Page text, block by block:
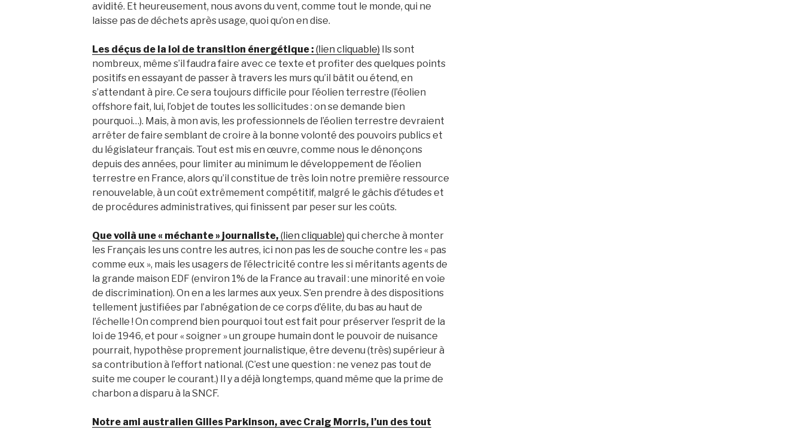
avidité. Et heureusement, nous avons du vent, comme tout le monde, qui ne
laisse pas de déchets après usage, quoi qu’on en dise.
Les déçus de la loi de transition énergétique : (lien cliquable) Ils sont
nombreux, même s’il faudra faire avec ce texte et profiter des quelques points
positifs en essayant de passer à travers les murs qu’il bâtit ou étend, en
s’attendant à pire. Ce sera toujours difficile pour l’éolien terrestre (l’éolien
offshore fait, lui, l’objet de toutes les sollicitudes : on se demande bien
pourquoi…). Mais, à mon avis, les professionnels de l’éolien terrestre devraient
arrêter de faire semblant de croire à la bonne volonté des pouvoirs publics et
du législateur français. Tout est mis en œuvre, comme nous le dénonçons
depuis des années, pour limiter au minimum le développement de l’éolien
terrestre en France, alors qu’il constitue de très loin notre première ressource
renouvelable, à un coût extrêmement compétitif, malgré le gâchis d’études et
de procédures administratives, qui finissent par peser sur les coûts.
Que voilà une « méchante » journaliste, (lien cliquable) qui cherche à monter
les Français les uns contre les autres, ici non pas les de souche contre les « pas
comme eux », mais les usagers de l’électricité contre les si méritants agents de
la grande maison EDF (environ 1% de la France au travail : une minorité en voie
de discrimination). On en a les larmes aux yeux. S’en prendre à des dispositions
tellement justifiées par l’abnégation de ce corps d’élite, du bas au haut de
l’échelle ! On comprend bien pourquoi tout est fait pour préserver l’esprit de la
loi de 1946, et pour « soigner » un groupe humain dont le pouvoir de nuisance
pourrait, hypothèse proprement journalistique, être devenu (très) supérieur à
sa contribution à l’effort national. (C’est une question : ne venez pas tout de
suite me couper le courant.) Il y a déjà longtemps, quand même que la prime de
charbon a disparu à la SNCF.
Notre ami australien Gilles Parkinson, avec Craig Morris, l’un des tout